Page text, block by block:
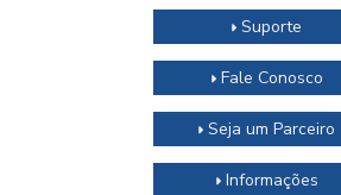
Suporte
Fale Conosco
Seja um Parceiro
Informações